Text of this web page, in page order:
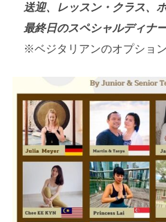
送迎、レッスン・クラス、
最終日のスペシャルディナ
※ベジタリアンのオプショ